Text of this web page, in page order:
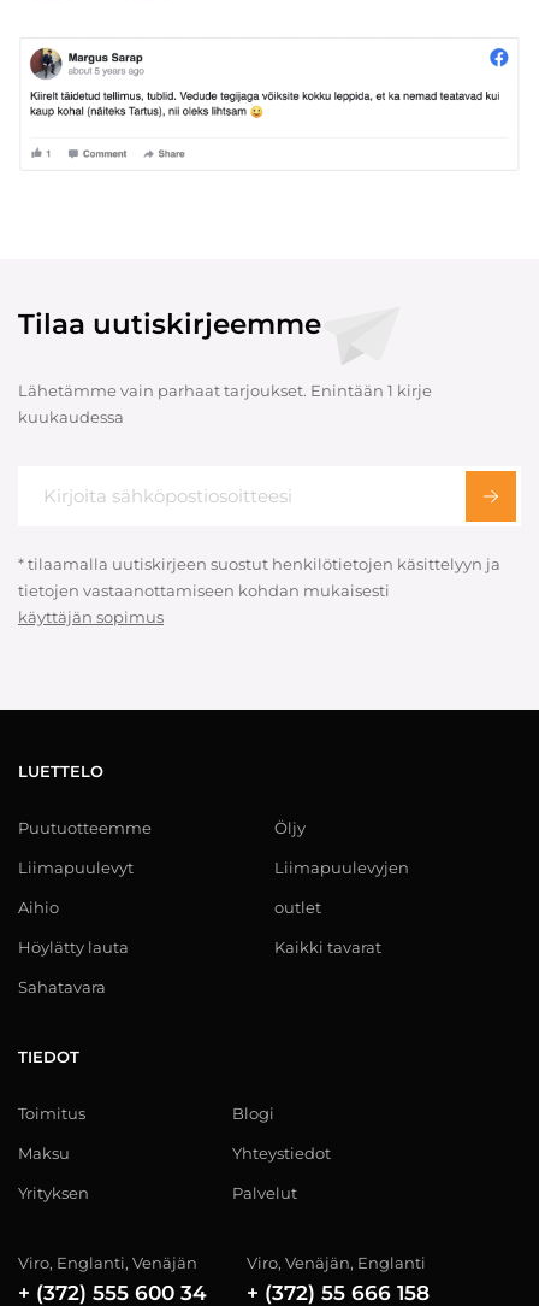
Tilaa uutiskirjeemme
Lähetämme vain parhaat tarjoukset. Enintään 1 kirje
kuukaudessa
* tilaamalla uutiskirjeen suostut henkilötietojen käsittelyyn ja
tietojen vastaanottamiseen kohdan mukaisesti
käyttäjän sopimus
LUETTELO
Puutuotteemme
Liimapuulevyt
Aihio
Höylätty lauta
Sahatavara
Öljy
Liimapuulevyjen
outlet
Kaikki tavarat
TIEDOT
Toimitus
Maksu
Yrityksen
Blogi
Yhteystiedot
Palvelut
Viro, Englanti, Venäjän
+ (372) 555 600 34
Viro, Venäjän, Englanti
+ (372) 55 666 158